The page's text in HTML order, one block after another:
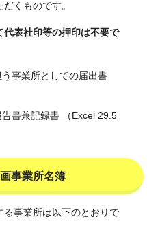
くものです。
代表社印等の押印は不要で
事業所としての届出書
書兼記録書 （Excel 29.5
事業所名簿
る事業所は以下のとおりで